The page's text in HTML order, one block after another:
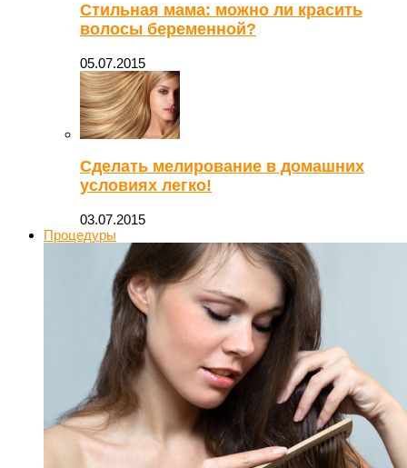
Стильная мама: можно ли красить
волосы беременной?
05.07.2015
Сделать мелирование в домашних
условиях легко!
03.07.2015
Процедуры